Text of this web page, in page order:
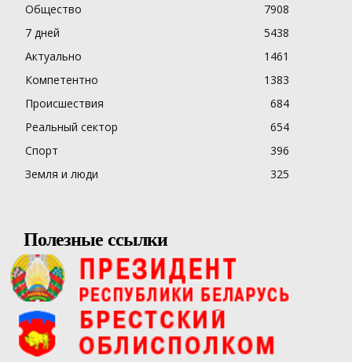
Общество
7908
7 дней
5438
Актуально
1461
Компетентно
1383
Происшествия
684
Реальный сектор
654
Спорт
396
Земля и люди
325
Полезные ссылки